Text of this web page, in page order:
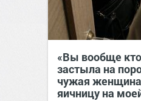
«Вы вообще
застыла на
чужая
яичницу на